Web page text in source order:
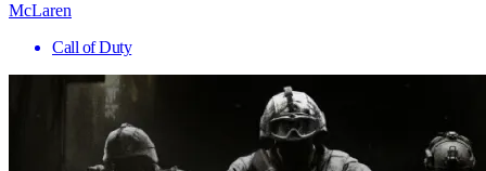
McLaren
Call of Duty